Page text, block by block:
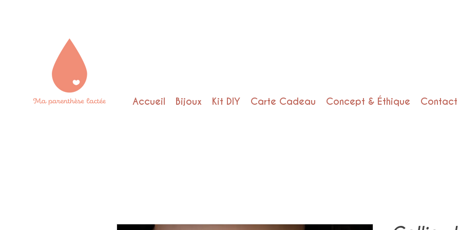
Accueil Bijoux Kit DIY Carte Cadeau Concept & Éthique Contact